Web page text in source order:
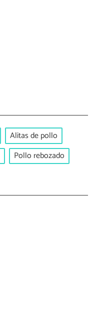
Alitas de pollo
Pollo rebozado